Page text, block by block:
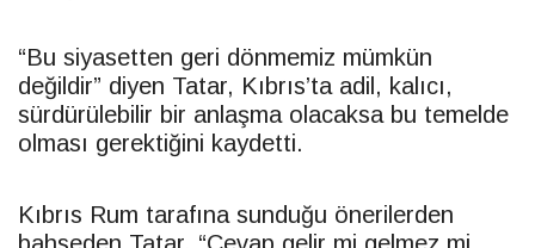
“Bu siyasetten geri dönmemiz mümkün
değildir” diyen Tatar, Kıbrıs’ta adil, kalıcı,
sürdürülebilir bir anlaşma olacaksa bu temelde
olması gerektiğini kaydetti.
Kıbrıs Rum tarafına sunduğu önerilerden